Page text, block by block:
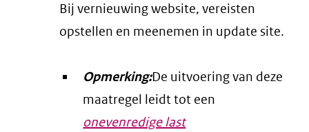
Bij vernieuwing website, vereisten
opstellen en meenemen in update site.
Opmerking:De uitvoering van deze
maatregel leidt tot een
onevenredige last